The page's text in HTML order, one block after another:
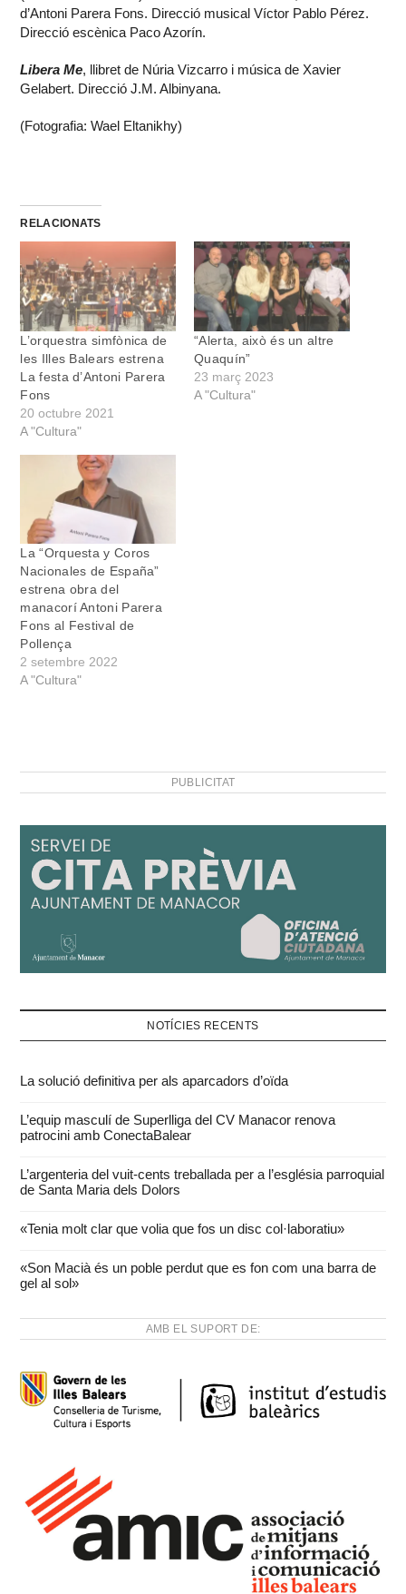
d’Antoni Parera Fons. Direcció musical Víctor Pablo Pérez.
Direcció escènica Paco Azorín.
Libera Me, llibret de Núria Vizcarro i música de Xavier
Gelabert. Direcció J.M. Albinyana.
(Fotografia: Wael Eltanikhy)
RELACIONATS
L’orquestra simfònica de
les Illes Balears estrena
La festa d’Antoni Parera
Fons
20 octubre 2021
A "Cultura"
“Alerta, això és un altre
Quaquín”
23 març 2023
A "Cultura"
La “Orquesta y Coros
Nacionales de España”
estrena obra del
manacorí Antoni Parera
Fons al Festival de
Pollença
2 setembre 2022
A "Cultura"
PUBLICITAT
NOTÍCIES RECENTS
La solució definitiva per als aparcadors d’oïda
L’equip masculí de Superlliga del CV Manacor renova
patrocini amb ConectaBalear
L’argenteria del vuit-cents treballada per a l’església parroquial
de Santa Maria dels Dolors
«Tenia molt clar que volia que fos un disc col·laboratiu»
«Son Macià és un poble perdut que es fon com una barra de
gel al sol»
AMB EL SUPORT DE: